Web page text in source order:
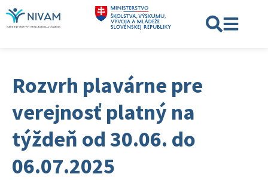
Rozvrh plavárne pre
verejnosť platný na
týždeň od 30.06. do
06.07.2025